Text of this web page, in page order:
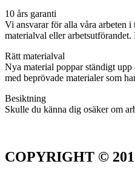
10 års garanti
Vi ansvarar för alla våra arbeten
materialval eller
Rätt materialval
Nya material poppar ständigt
med beprövade materialer som
Besiktning
Skulle du känna dig osäker om
COPYRIGHT ©